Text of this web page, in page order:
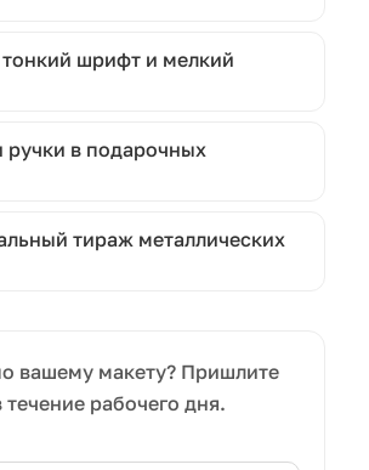
шрифт и мелкий
ручки в подарочных
тираж металлических
вашему макету? Пришлите
рабочего дня.